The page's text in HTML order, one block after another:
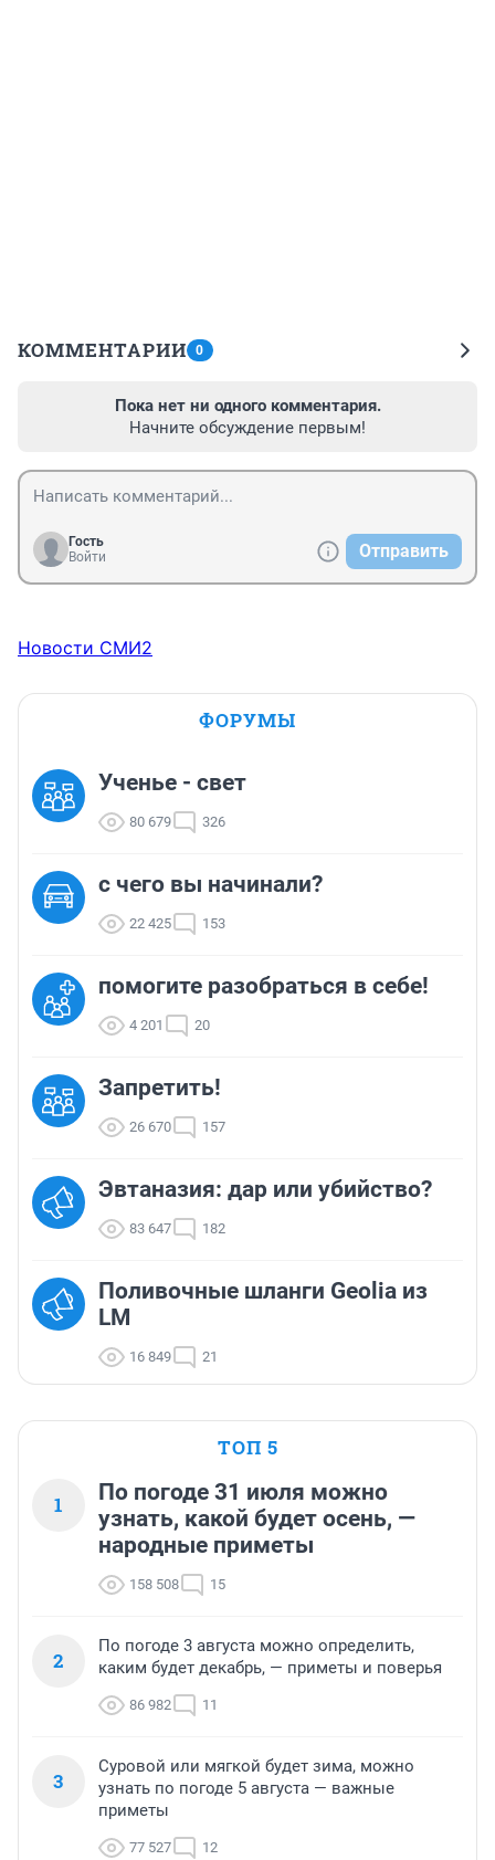
КОММЕНТАРИИ 0
Пока нет ни одного комментария.
Начните обсуждение первым!
Гость
Войти
Отправить
Новости СМИ2
ФОРУМЫ
Ученье - свет
80 679 326
с чего вы начинали?
22 425 153
помогите разобраться в себе!
4 201 20
Запретить!
26 670 157
Эвтаназия: дар или убийство?
83 647 182
Поливочные шланги Geolia из
LM
16 849 21
ТОП 5
1
По погоде 31 июля можно
узнать, какой будет осень, —
народные приметы
158 508 15
2
По погоде 3 августа можно определить,
каким будет декабрь, — приметы и поверья
86 982 11
3
Суровой или мягкой будет зима, можно
узнать по погоде 5 августа — важные
приметы
77 527 12